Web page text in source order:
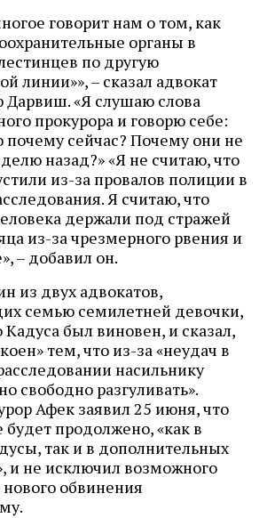
говорит нам о том, как
органы в
по другую
линии»», – сказал адвокат
«Я слушаю слова
прокурора и говорю себе:
почему сейчас? Почему они не
назад?» «Я не считаю, что
из-за провалов полиции в
Я считаю, что
держали под стражей
из-за чрезмерного рвения и
– добавил он.
из двух адвокатов,
семью семилетней девочки,
Кадуса был виновен, и сказал,
тем, что из-за «неудач в
насильнику
свободно разгуливать».
Афек заявил 25 июня, что
будет продолжено, «как в
так и в дополнительных
и не исключил возможного
обвинения